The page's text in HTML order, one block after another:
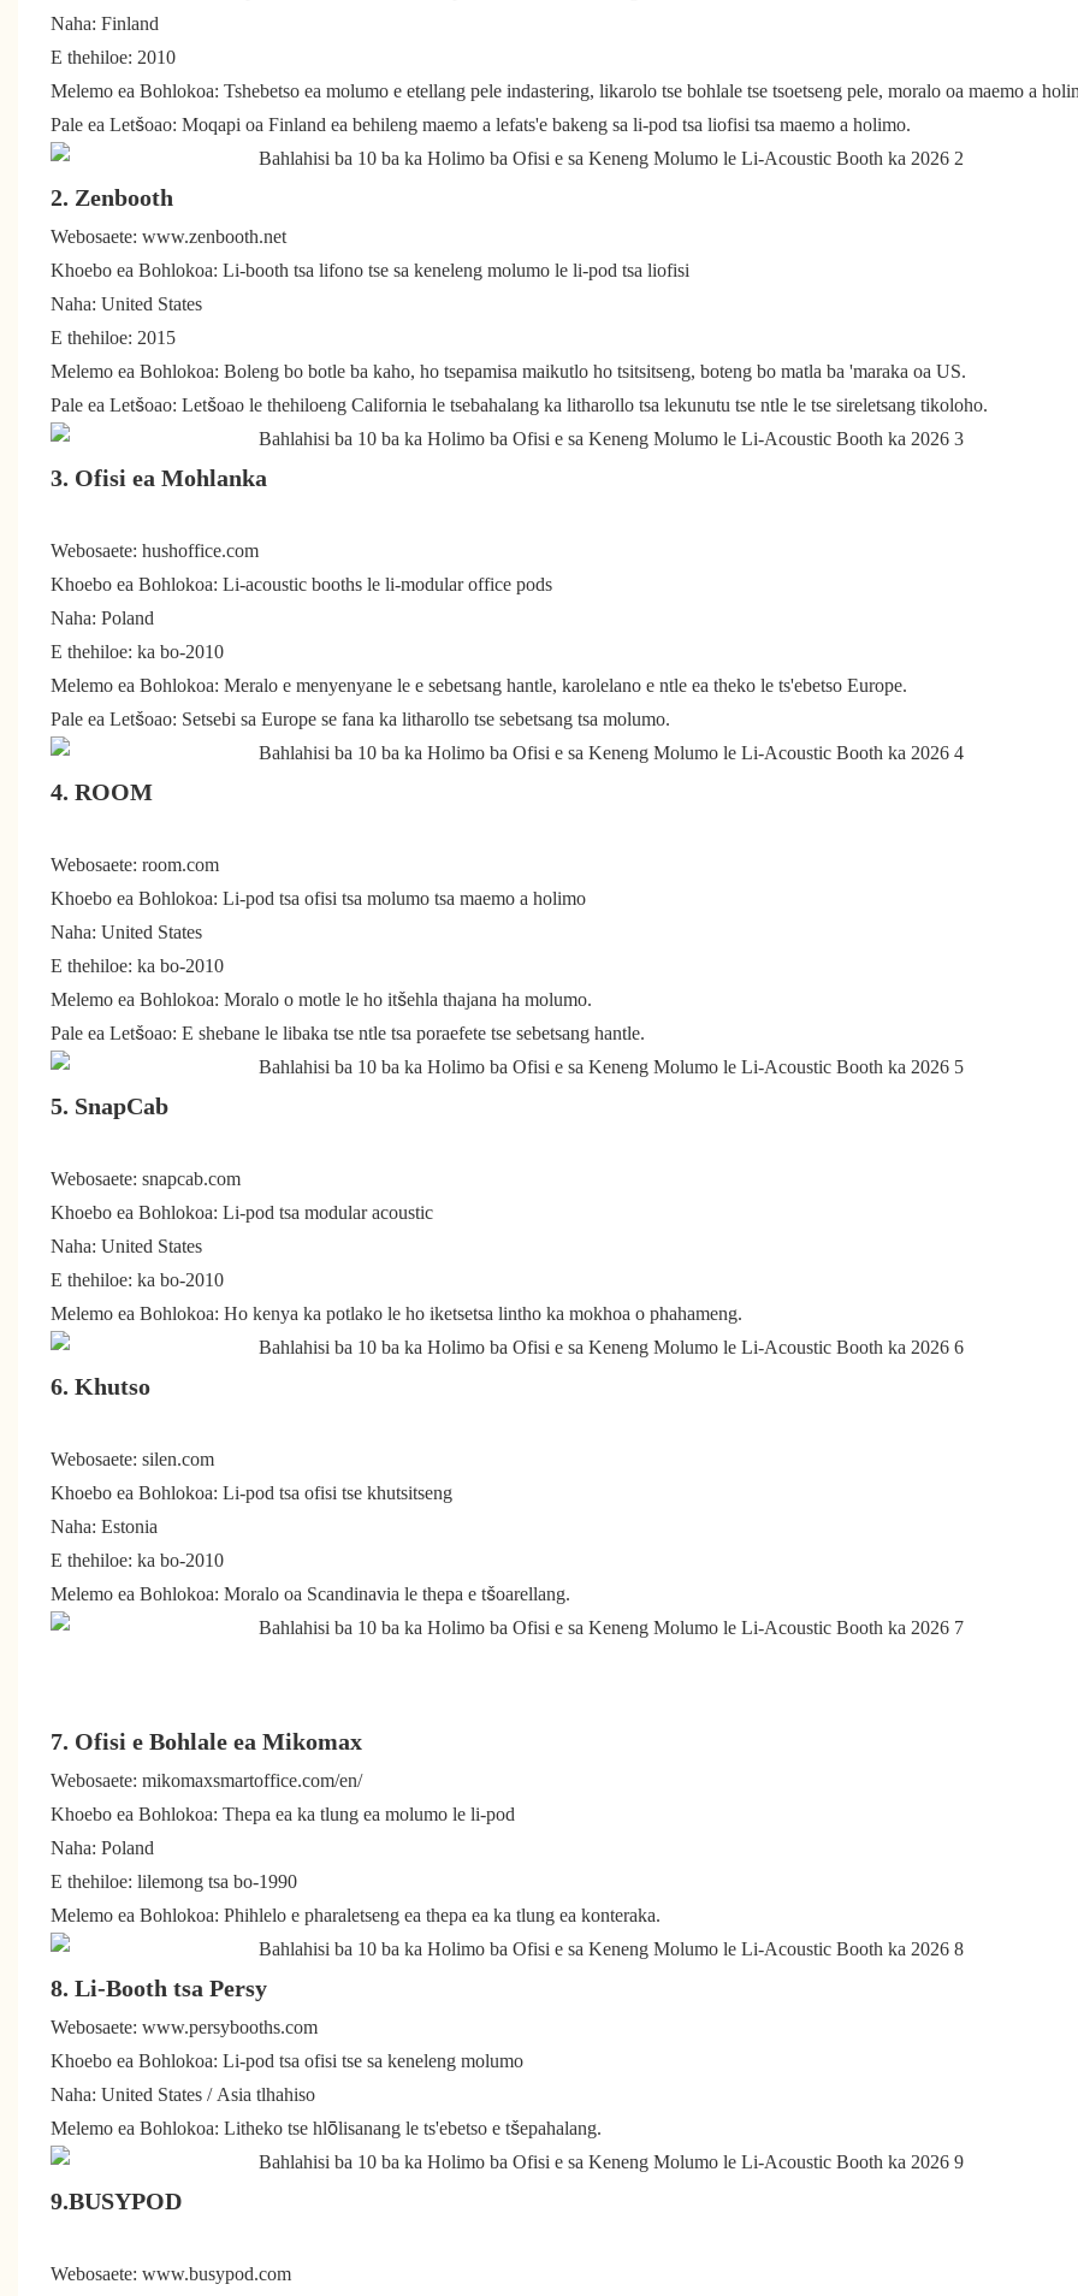
Naha: Finland
E thehiloe: 2010
Melemo ea Bohlokoa: Tshebetso ea molumo e etellang pele indastering, likarolo tse bohlale tse tsoetseng pele, moralo oa maemo a
Pale ea Letšoao: Moqapi oa Finland ea behileng maemo a lefats'e bakeng sa li-pod tsa liofisi tsa maemo a holimo.
2. Zenbooth
Webosaete: www.zenbooth.net
Khoebo ea Bohlokoa: Li-booth tsa lifono tse sa keneleng molumo le li-pod tsa liofisi
Naha: United States
E thehiloe: 2015
Melemo ea Bohlokoa: Boleng bo botle ba kaho, ho tsepamisa maikutlo ho tsitsitseng, boteng bo matla ba 'maraka oa US.
Pale ea Letšoao: Letšoao le thehiloeng California le tsebahalang ka litharollo tsa lekunutu tse ntle le tse sireletsang tikoloho.
3. Ofisi ea Mohlanka
Webosaete: hushoffice.com
Khoebo ea Bohlokoa: Li-acoustic booths le li-modular office pods
Naha: Poland
E thehiloe: ka bo-2010
Melemo ea Bohlokoa: Meralo e menyenyane le e sebetsang hantle, karolelano e ntle ea theko le ts'ebetso Europe.
Pale ea Letšoao: Setsebi sa Europe se fana ka litharollo tse sebetsang tsa molumo.
4. ROOM
Webosaete: room.com
Khoebo ea Bohlokoa: Li-pod tsa ofisi tsa molumo tsa maemo a holimo
Naha: United States
E thehiloe: ka bo-2010
Melemo ea Bohlokoa: Moralo o motle le ho itšehla thajana ha molumo.
Pale ea Letšoao: E shebane le libaka tse ntle tsa poraefete tse sebetsang hantle.
5. SnapCab
Webosaete: snapcab.com
Khoebo ea Bohlokoa: Li-pod tsa modular acoustic
Naha: United States
E thehiloe: ka bo-2010
Melemo ea Bohlokoa: Ho kenya ka potlako le ho iketsetsa lintho ka mokhoa o phahameng.
6. Khutso
Webosaete: silen.com
Khoebo ea Bohlokoa: Li-pod tsa ofisi tse khutsitseng
Naha: Estonia
E thehiloe: ka bo-2010
Melemo ea Bohlokoa: Moralo oa Scandinavia le thepa e tšoarellang.
7. Ofisi e Bohlale ea Mikomax
Webosaete: mikomaxsmartoffice.com/en/
Khoebo ea Bohlokoa: Thepa ea ka tlung ea molumo le li-pod
Naha: Poland
E thehiloe: lilemong tsa bo-1990
Melemo ea Bohlokoa: Phihlelo e pharaletseng ea thepa ea ka tlung ea konteraka.
8. Li-Booth tsa Persy
Webosaete: www.persybooths.com
Khoebo ea Bohlokoa: Li-pod tsa ofisi tse sa keneleng molumo
Naha: United States / Asia tlhahiso
Melemo ea Bohlokoa: Litheko tse hlōlisanang le ts'ebetso e tšepahalang.
9.BUSYPOD
Webosaete: www.busypod.com